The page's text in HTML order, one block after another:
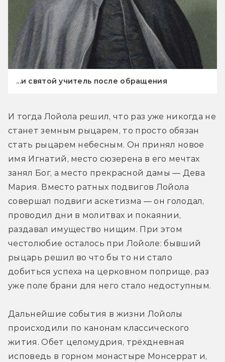
...и святой учитель после обращения
И тогда Лойола решил, что раз уже никогда не
станет земным рыцарем, то просто обязан
стать рыцарем небесным. Он принял новое
имя Игнатий, место сюзерена в его мечтах
занял Бог, а место прекрасной дамы — Дева
Мария. Вместо ратных подвигов Лойола
совершал подвиги аскетизма — он голодал,
проводил дни в молитвах и покаянии,
раздавал имущество нищим. При этом
честолюбие осталось при Лойоле: бывший
рыцарь решил во что бы то ни стало
добиться успеха на церковном поприще, раз
уже поле брани для него стало недоступным.
Дальнейшие события в жизни Лойолы
происходили по канонам классического
жития. Обет целомудрия, трёхдневная
исповедь в горном монастыре Монсеррат и,